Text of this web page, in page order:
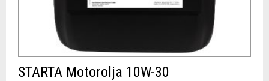
STARTA Motorolja 10W-30